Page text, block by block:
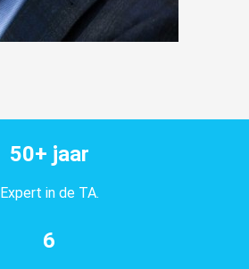
50+ jaar
Expert in de TA.
6